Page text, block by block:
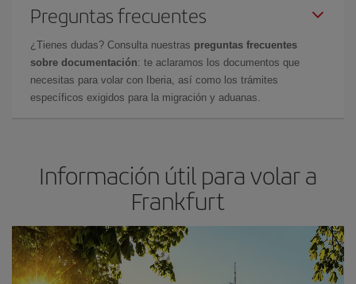
Preguntas frecuentes
¿Tienes dudas? Consulta nuestras preguntas frecuentes
sobre documentación: te aclaramos los documentos que
necesitas para volar con Iberia, así como los trámites
específicos exigidos para la migración y aduanas.
Información útil para volar a
Frankfurt